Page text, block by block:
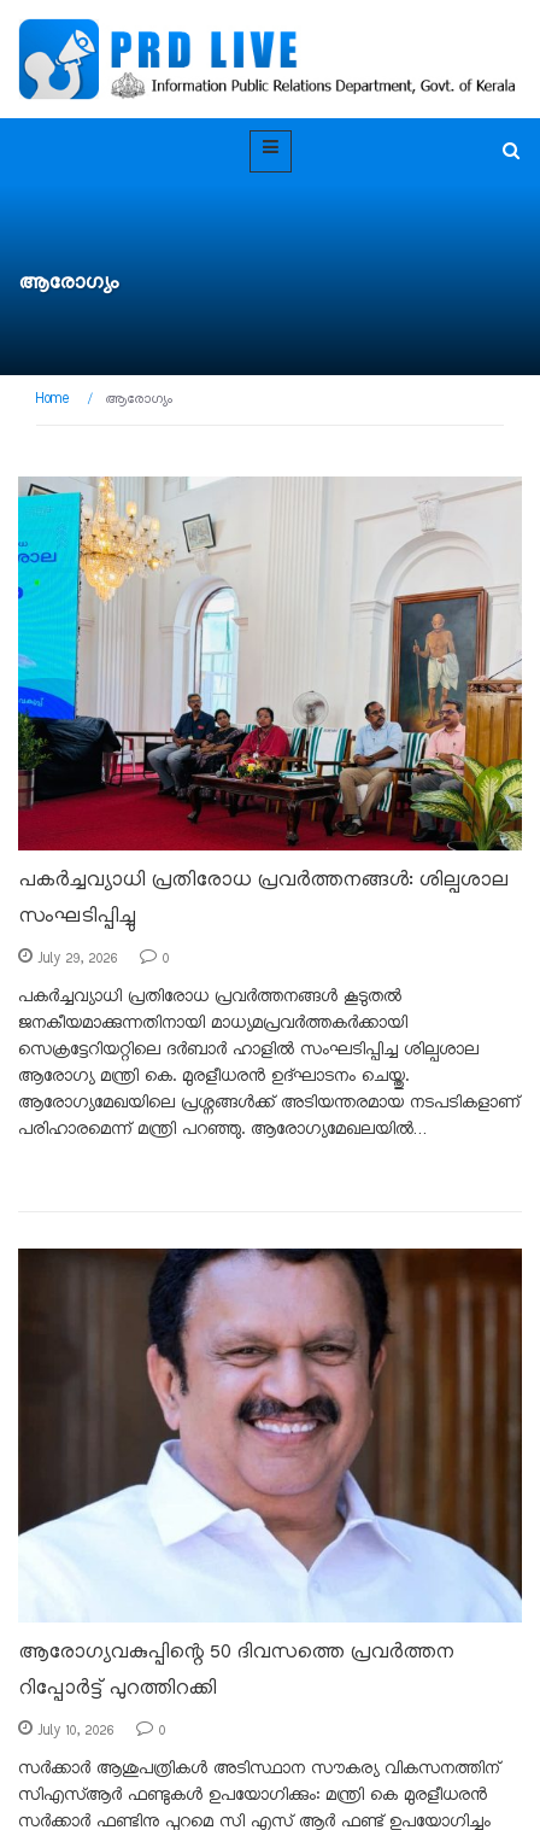
ആരോഗ്യം
Home / ആരോഗ്യം
പകർച്ചവ്യാധി പ്രതിരോധ പ്രവർത്തനങ്ങൾ: ശില്പശാല
സംഘടിപ്പിച്ചു
July 29, 2026 0
പകർച്ചവ്യാധി പ്രതിരോധ പ്രവർത്തനങ്ങൾ കൂടുതൽ
ജനകീയമാക്കുന്നതിനായി മാധ്യമപ്രവർത്തകർക്കായി
സെക്രട്ടേറിയറ്റിലെ ദർബാർ ഹാളിൽ സംഘടിപ്പിച്ച ശില്പശാല
ആരോഗ്യ മന്ത്രി കെ. മുരളീധരൻ ഉദ്ഘാടനം ചെയ്തു.
ആരോഗ്യമേഖയിലെ പ്രശ്നങ്ങൾക്ക് അടിയന്തരമായ നടപടികളാണ്
പരിഹാരമെന്ന് മന്ത്രി പറഞ്ഞു. ആരോഗ്യമേഖലയിൽ…
ആരോഗ്യവകുപ്പിന്റെ 50 ദിവസത്തെ പ്രവർത്തന
റിപ്പോർട്ട് പുറത്തിറക്കി
July 10, 2026 0
സർക്കാർ ആശുപത്രികൾ അടിസ്ഥാന സൗകര്യ വികസനത്തിന്
സിഎസ്ആർ ഫണ്ടുകൾ ഉപയോഗിക്കും: മന്ത്രി കെ മുരളീധരൻ
സർക്കാർ ഫണ്ടിനു പുറമെ സി എസ് ആർ ഫണ്ട് ഉപയോഗിച്ചും